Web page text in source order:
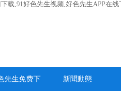
载,91好色先生视频,好色先生APP在线
先生免费下 新聞動態